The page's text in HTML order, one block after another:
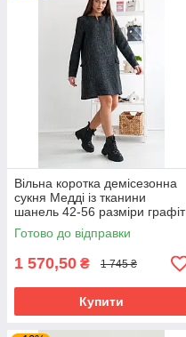
Вільна коротка демісезонна
сукня Медді із тканини
шанель 42-56 разміри графіт
Готово до відправки
1 570,50 ₴ 1 745 ₴
Купити